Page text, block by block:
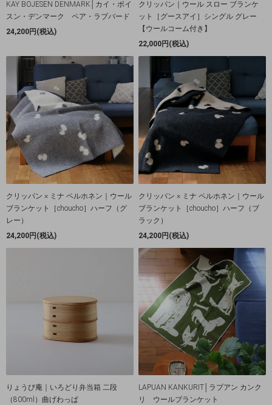
KAY BOJESEN DENMARK│カイ・ボイ
スン・デンマーク ペア・ラブバード
24,200円(税込)
クリッパン｜ウール スロー ブランケ
ット［グースアイ］シングル グレー
【ウールコーム付き】
22,000円(税込)
クリッパン × ミナ ペルホネン｜ウール
ブランケット［choucho］ハーフ（グ
レー）
24,200円(税込)
クリッパン × ミナ ペルホネン｜ウール
ブランケット［choucho］ハーフ（ブ
ラック）
24,200円(税込)
りょうび庵｜いろどり弁当箱 二段
（800ml）曲げわっぱ
LAPUAN KANKURIT│ラプアン カンク
リ ウールブランケット